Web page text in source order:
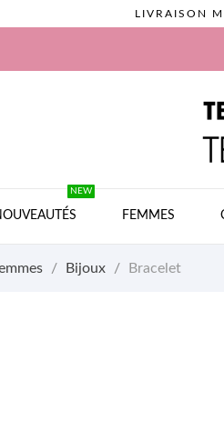
LIVRAISON
NEW
FEMMES
Bijoux Bracelet